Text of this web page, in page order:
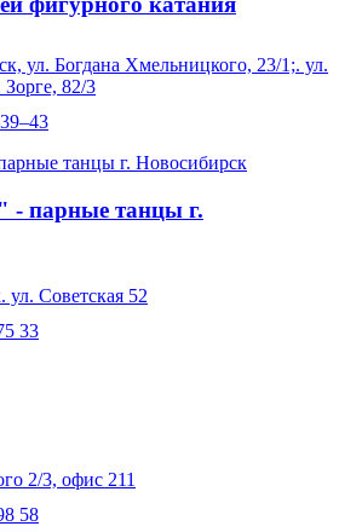
ул. Богдана Хмельницкого, 23/1;. ул.
82/3
парные танцы г.
ул. Советская 52
33
2/3, офис 211
58